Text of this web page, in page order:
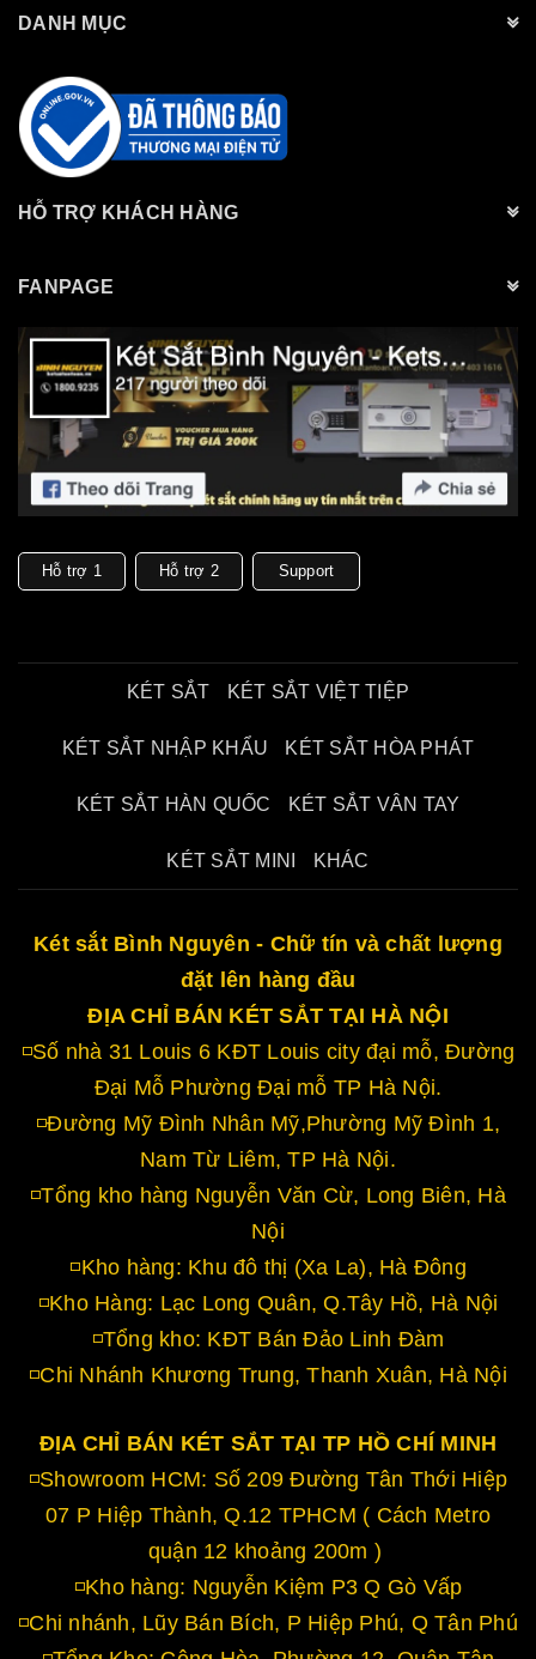
DANH MỤC
HỖ TRỢ KHÁCH HÀNG
FANPAGE
Hỗ trợ 1 Hỗ trợ 2 Support
KÉT SẮT KÉT SẮT VIỆT TIỆP
KÉT SẮT NHẬP KHẨU KÉT SẮT HÒA PHÁT
KÉT SẮT HÀN QUỐC KÉT SẮT VÂN TAY
KÉT SẮT MINI KHÁC
Két sắt Bình Nguyên - Chữ tín và chất lượng
đặt lên hàng đầu
ĐỊA CHỈ BÁN KÉT SẮT TẠI HÀ NỘI
◽Số nhà 31 Louis 6 KĐT Louis city đại mỗ, Đường
Đại Mỗ Phường Đại mỗ TP Hà Nội.
◽Đường Mỹ Đình Nhân Mỹ,Phường Mỹ Đình 1,
Nam Từ Liêm, TP Hà Nội.
◽Tổng kho hàng Nguyễn Văn Cừ, Long Biên, Hà
Nội
◽Kho hàng: Khu đô thị (Xa La), Hà Đông
◽Kho Hàng: Lạc Long Quân, Q.Tây Hồ, Hà Nội
◽Tổng kho: KĐT Bán Đảo Linh Đàm
◽Chi Nhánh Khương Trung, Thanh Xuân, Hà Nội
ĐỊA CHỈ BÁN KÉT SẮT TẠI TP HỒ CHÍ MINH
◽Showroom HCM: Số 209 Đường Tân Thới Hiệp
07 P Hiệp Thành, Q.12 TPHCM ( Cách Metro
quận 12 khoảng 200m )
◽Kho hàng: Nguyễn Kiệm P3 Q Gò Vấp
◽Chi nhánh, Lũy Bán Bích, P Hiệp Phú, Q Tân Phú